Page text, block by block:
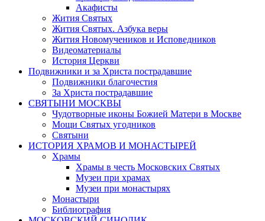
Акафисты
Жития Святых
Жития Святых. Азбука веры
Жития Новомучеников и Исповедников
Видеоматериалы
История Церкви
Подвижники и за Христа пострадавшие
Подвижники благочестия
За Христа пострадавшие
СВЯТЫНИ МОСКВЫ
Чудотворные иконы Божией Матери в Москве
Мощи Святых угодников
Святыни
ИСТОРИЯ ХРАМОВ И МОНАСТЫРЕЙ
Храмы
Храмы в честь Московских Святых
Музеи при храмах
Музеи при монастырях
Монастыри
Библиография